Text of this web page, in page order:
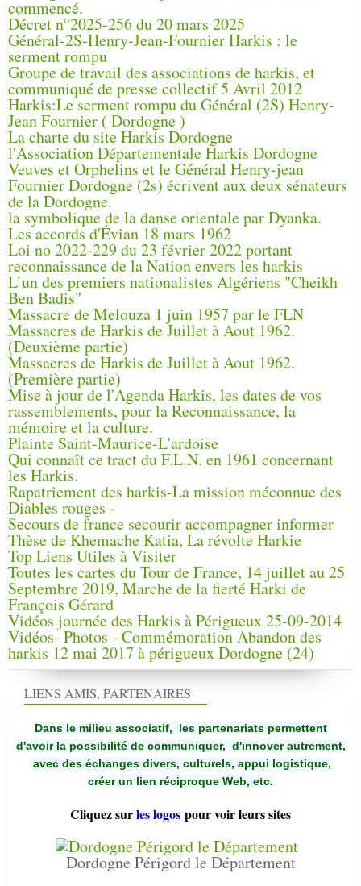
commencé.
Décret n°2025-256 du 20 mars 2025
Général-2S-Henry-Jean-Fournier Harkis : le
serment rompu
Groupe de travail des associations de harkis, et
communiqué de presse collectif 5 Avril 2012
Harkis:Le serment rompu du Général (2S) Henry-
Jean Fournier ( Dordogne )
La charte du site Harkis Dordogne
l'Association Départementale Harkis Dordogne
Veuves et Orphelins et le Général Henry-jean
Fournier Dordogne (2s) écrivent aux deux sénateurs
de la Dordogne.
la symbolique de la danse orientale par Dyanka.
Les accords d'Évian 18 mars 1962
Loi no 2022-229 du 23 février 2022 portant
reconnaissance de la Nation envers les harkis
L’un des premiers nationalistes Algériens "Cheikh
Ben Badis"
Massacre de Melouza 1 juin 1957 par le FLN
Massacres de Harkis de Juillet à Aout 1962.
(Deuxième partie)
Massacres de Harkis de Juillet à Aout 1962.
(Première partie)
Mise à jour de l'Agenda Harkis, les dates de vos
rassemblements, pour la Reconnaissance, la
mémoire et la culture.
Plainte Saint-Maurice-L'ardoise
Qui connaît ce tract du F.L.N. en 1961 concernant
les Harkis.
Rapatriement des harkis-La mission méconnue des
Diables rouges -
Secours de france secourir accompagner informer
Thèse de Khemache Katia, La révolte Harkie
Top Liens Utiles à Visiter
Toutes les cartes du Tour de France, 14 juillet au 25
Septembre 2019, Marche de la fierté Harki de
François Gérard
Vidéos journée des Harkis à Périgueux 25-09-2014
Vidéos- Photos - Commémoration Abandon des
harkis 12 mai 2017 à périgueux Dordogne (24)
LIENS AMIS, PARTENAIRES
Dans le milieu associatif, les partenariats permettent
d'avoir la possibilité de communiquer, d'innover autrement,
avec des échanges divers, culturels, appui logistique,
créer un lien réciproque Web, etc.
Cliquez surles logos pour voir leurs sites
Dordogne Périgord le Département